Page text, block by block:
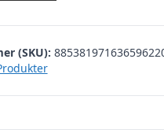
(SKU):